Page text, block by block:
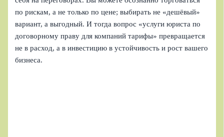
по рискам, а не только по цене; выбирать не «дешёвый»
вариант, а выгодный. И тогда вопрос «услуги юриста по
договорному праву для компаний тарифы» превращается
не в расход, а в инвестицию в устойчивость и рост вашего
бизнеса.